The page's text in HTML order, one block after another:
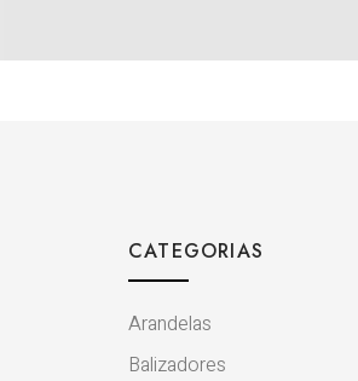
CATEGORIAS
Arandelas
Balizadores